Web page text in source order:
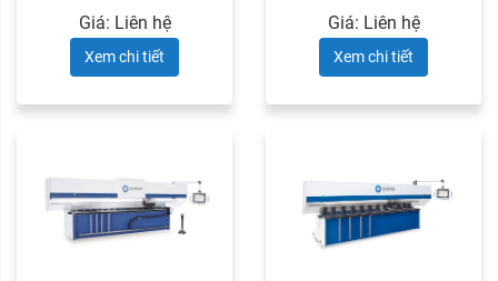
WA series
Giá: Liên hệ
Xem chi tiết
bào ...
Giá: Liên hệ
Xem chi tiết